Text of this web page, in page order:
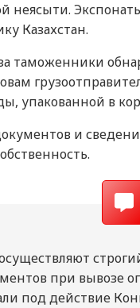
неясыти.
Казахстан.
таможенники
упакованной в
и
при вывозе
под действие